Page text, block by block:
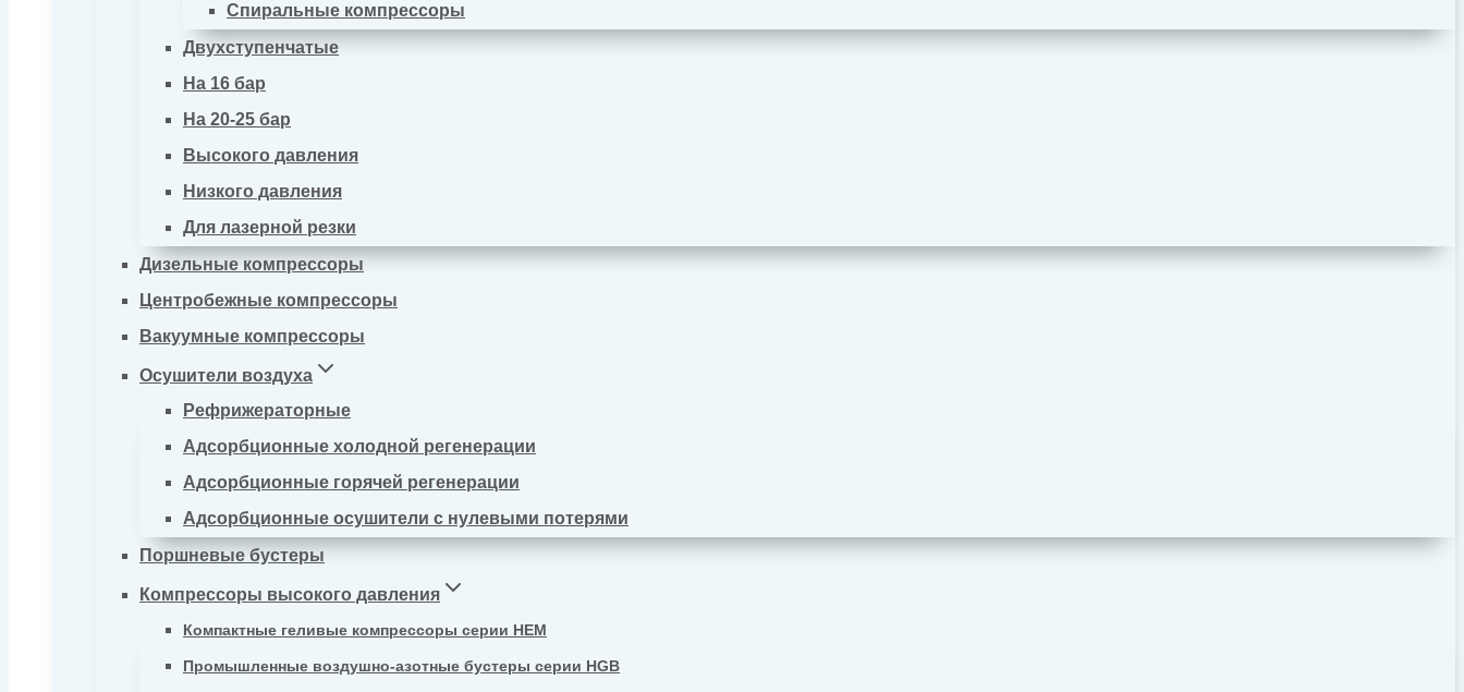
Спиральные компрессоры
Двухступенчатые
На 16 бар
На 20-25 бар
Высокого давления
Низкого давления
Для лазерной резки
Дизельные компрессоры
Центробежные компрессоры
Вакуумные компрессоры
Осушители воздуха
Рефрижераторные
Адсорбционные холодной регенерации
Адсорбционные горячей регенерации
Адсорбционные осушители с нулевыми потерями
Поршневые бустеры
Компрессоры высокого давления
Компактные геливые компрессоры серии HEM
Промышленные воздушно-азотные бустеры серии HGB